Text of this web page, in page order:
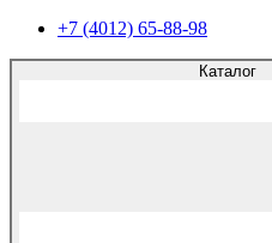
+7 (4012) 65-88-98
Каталог